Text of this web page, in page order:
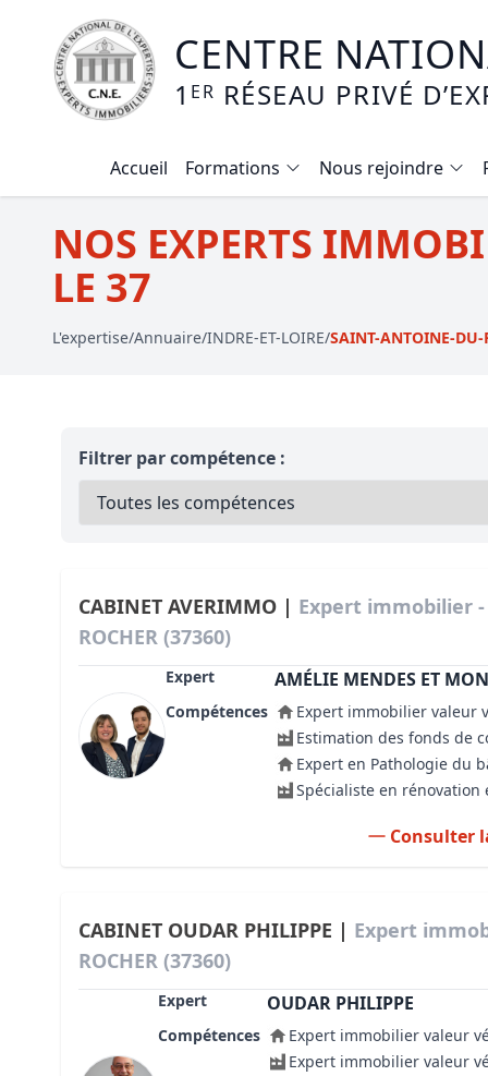
CENTRE
1 ER RÉSEAU PRIVÉ
Accueil
Formations
Formation expertise immobilière /
Expertise viager
Expertise terrains agricoles,
Bioclimatique BBC
Pathologies des bâtiments
Lecture et compréhension d’un
Droit de l'environnement et de
Estimer le droit au bail
Nous rejoindre
NOS EXPERTS
LE 37
L'expertise/Annuaire/INDRE-ET-LOIRE/SAINT-ANTOINE-DU-
Filtrer par compétence :
CABINET AVERIMMO | Expert immobilier -
ROCHER (37360)
Expert AMÉLIE MENDES ET
Compétences
Expert immobilier valeur
Estimation des fonds de
Expert en Pathologie du
Spécialiste en rénovation
Consulter
CABINET OUDAR PHILIPPE | Expert
ROCHER (37360)
Expert OUDAR PHILIPPE
Compétences
Expert immobilier valeur
Expert immobilier valeur